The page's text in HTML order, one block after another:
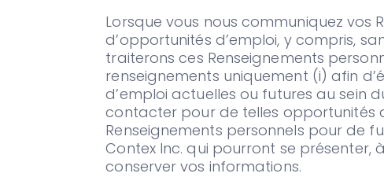
Lorsque vous nous communiquez vos
d’opportunités d’emploi, y compris,
traiterons ces Renseignements
renseignements uniquement (i) afin
d’emploi actuelles ou futures au sein
contacter pour de telles opportunités
Renseignements personnels pour de
Contex Inc. qui pourront se présenter,
conserver vos informations.